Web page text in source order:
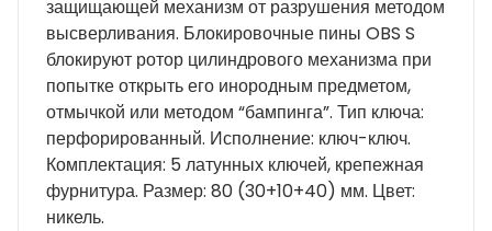
защищающей механизм от разрушения методом
высверливания. Блокировочные пины OBS S
блокируют ротор цилиндрового механизма при
попытке открыть его инородным предметом,
отмычкой или методом “бампинга”. Тип ключа:
перфорированный. Исполнение: ключ-ключ.
Комплектация: 5 латунных ключей, крепежная
фурнитура. Размер: 80 (30+10+40) мм. Цвет:
никель.